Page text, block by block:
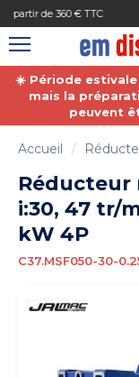
Paiement sécurisé
☀️ Période
mais la
peuvent
Accueil
Réducteur
i:30, 47 tr/
kW 4P
C37.MSF050-30-
Gestion des cookies